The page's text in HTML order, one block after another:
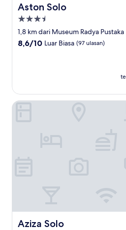
Aston Solo
Aston Solo
Properti
bintang
3.5
1,8 km dari Museum Radya Pustaka
8.6
ulasan)
8,6/10 Luar Biasa (97 ulasan)
Aziza Solo
Aziza Solo
Aziza Solo